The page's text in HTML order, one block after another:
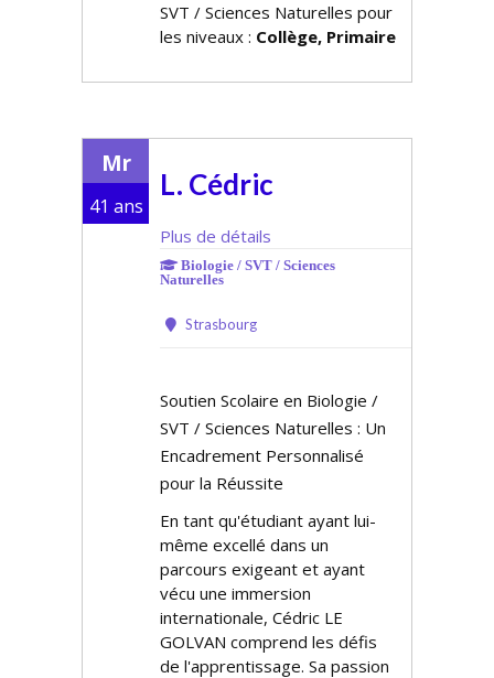
SVT / Sciences Naturelles pour
les niveaux : Collège, Primaire
Mr
41 ans
L. Cédric
Plus de détails
Biologie / SVT / Sciences
Naturelles
Strasbourg
Soutien Scolaire en Biologie /
SVT / Sciences Naturelles : Un
Encadrement Personnalisé
pour la Réussite
En tant qu'étudiant ayant lui-
même excellé dans un
parcours exigeant et ayant
vécu une immersion
internationale, Cédric LE
GOLVAN comprend les défis
de l'apprentissage. Sa passion